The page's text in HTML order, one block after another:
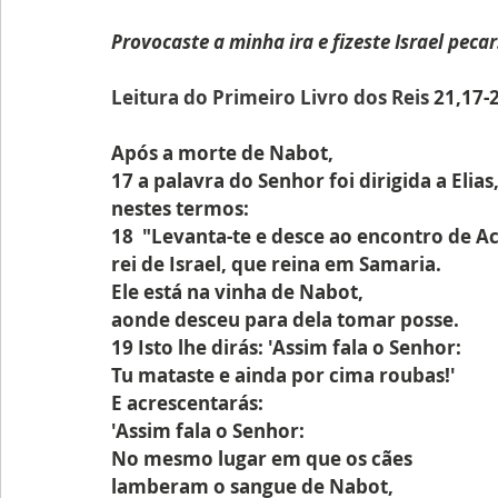
Provocaste a minha ira e fizeste Israel
Leitura do Primeiro Livro dos Reis 21,17-
Após a morte de Nabot,
17 a palavra do Senhor foi dirigida a
nestes termos:
18  "Levanta-te e desce ao encontro de
rei de Israel, que reina em Samaria.
Ele está na vinha de Nabot,
aonde desceu para dela tomar posse.
19 Isto lhe dirás: 'Assim fala o Senhor:
Tu mataste e ainda por cima roubas!'
E acrescentarás:
'Assim fala o Senhor:
No mesmo lugar em que os cães
lamberam o sangue de Nabot,